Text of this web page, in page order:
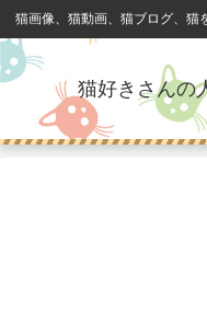
猫画像、猫動画、猫ブログ、猫
猫好きさんの